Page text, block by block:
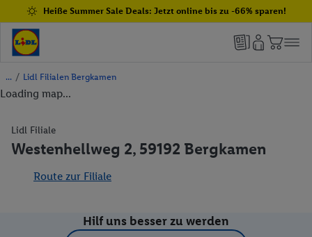
Heiße Summer Sale Deals: Jetzt online bis zu -66% sparen!
/ Lidl Filialen Bergkamen
Loading map...
Lidl Filiale
Westenhellweg 2, 59192 Bergkamen
Route zur Filiale
Hilf uns besser zu werden